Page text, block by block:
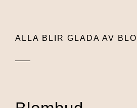
ALLA BLIR GLADA AV